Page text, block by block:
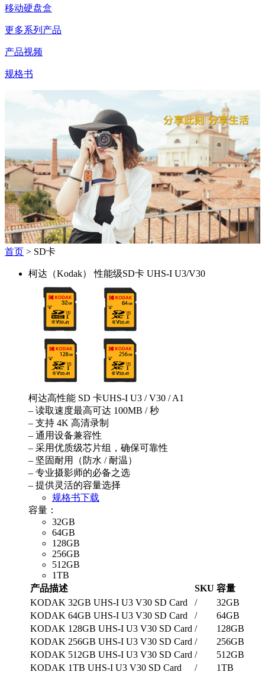
移动硬盘盒
更多系列产品
产品视频
规格书
首页 > SD卡
柯达（Kodak） 性能级SD卡 UHS-I U3/V30
柯达高性能 SD 卡UHS-I U3 / V30 / A1
– 读取速度最高可达 100MB / 秒
– 支持 4K 高清录制
– 通用设备兼容性
– 采用优质级芯片组，确保可靠性
– 坚固耐用（防水 / 耐温）
– 专业摄影师的必备之选
– 提供灵活的容量选择
规格书下载
容量：
32GB
64GB
128GB
256GB
512GB
1TB
产品描述
SKU 容量
KODAK 32GB UHS-I U3 V30 SD Card
/
32GB
KODAK 64GB UHS-I U3 V30 SD Card
/
64GB
KODAK 128GB UHS-I U3 V30 SD Card /
128GB
KODAK 256GB UHS-I U3 V30 SD Card /
256GB
KODAK 512GB UHS-I U3 V30 SD Card /
512GB
KODAK 1TB UHS-I U3 V30 SD Card
/
1TB